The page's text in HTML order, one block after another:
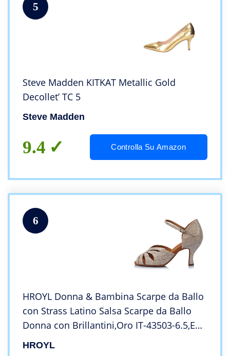
5
Steve Madden KITKAT Metallic Gold
Decollet’ TC 5
Steve Madden
9.4 Controlla Su Amazon
6
HROYL Donna & Bambina Scarpe da Ballo
con Strass Latino Salsa Scarpe da Ballo
Donna con Brillantini,Oro IT-43503-6.5,EU
43
HROYL